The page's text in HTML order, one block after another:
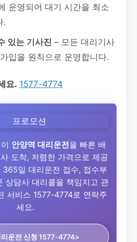
운영되어 대기 시간을 최소
.
있는 기사진 – 모든 대리기사
입을 원칙으로 운영합니다.
요. 1577-4774
안양역 대리운전을 빠른 배
도착, 저렴한 가격으로 제공
365일 대리운전 접수, 접수부
상담사 대리콜을 책임지고 관
서비스 1577-4774로 연락주
세요.
운전 신청 1577-4774>